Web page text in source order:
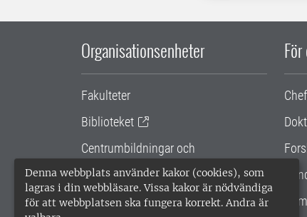
Denna webbplats använder kakor (cookies), som
lagras i din webbläsare. Vissa kakor är nödvändiga
för att webbplatsen ska fungera korrekt. Andra är
Organisationsenheter
Fakulteter
Biblioteket
Centrumbildningar och
samarbetsprojekt
Gemensamma verksamhetsstödet